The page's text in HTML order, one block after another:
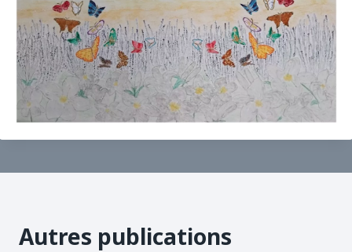
Autres publications